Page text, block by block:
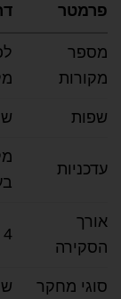
פרמטר
מספר
מקורות
שפות
עדכניות
אורך
הסקירה
4 עד 7 עמודים בממוצע
סוגי מחקר